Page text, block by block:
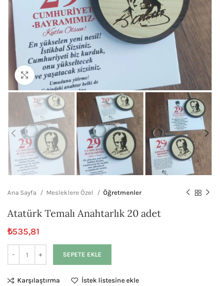
Büyütmek için tıklayın
Ana Sayfa Mesleklere Özel Öğretmenler
Atatürk Temalı Anahtarlık 20 adet
₺535,81
SEPETE EKLE
Karşılaştırma İstek listesine ekle